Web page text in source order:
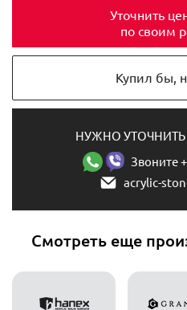
Уточнить
по своим
Купил бы,
НУЖНО
Звоните
acrylic-
Смотреть еще